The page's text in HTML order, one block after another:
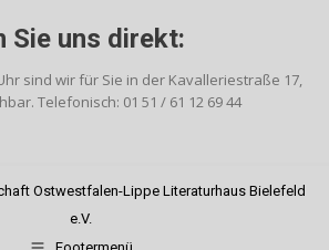
Sie uns direkt:
sind wir für Sie in der Kavalleriestraße 17,
Telefonisch: 01 51 / 61 12 69 44
Ostwestfalen-Lippe Literaturhaus Bielefeld
e.V.